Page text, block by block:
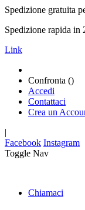
Spedizione gratuita
Spedizione rapida in
Link
Confronta ()
Accedi
Contattaci
Crea un
|
Facebook Instagram
Toggle Nav
Chiamaci